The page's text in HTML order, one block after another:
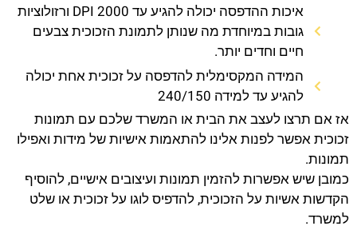
איכות ההדפסה יכולה להגיע עד 2000 DPI ורזולוציות
גובות במיוחדת מה שנותן לתמונת הזכוכית צבעים
חיים וחדים יותר.
המידה המקסימלית להדפסה על זכוכית אחת יכולה
להגיע עד למידה 240/150
אז אם תרצו לעצב את הבית או המשרד שלכם עם תמונות
זכוכית אפשר לפנות אלינו להתאמות אישיות של מידות ואפילו
תמונות.
כמובן שיש אפשרות להזמין תמונות ועיצובים אישיים, להוסיף
הקדשות אשיות על הזכוכית, להדפיס לוגו על זכוכית או שלט
למשרד.